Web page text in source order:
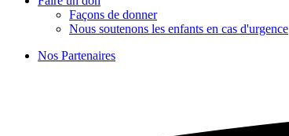
Façons de donner
Nous soutenons les enfants en cas d'urgence
Nos Partenaires